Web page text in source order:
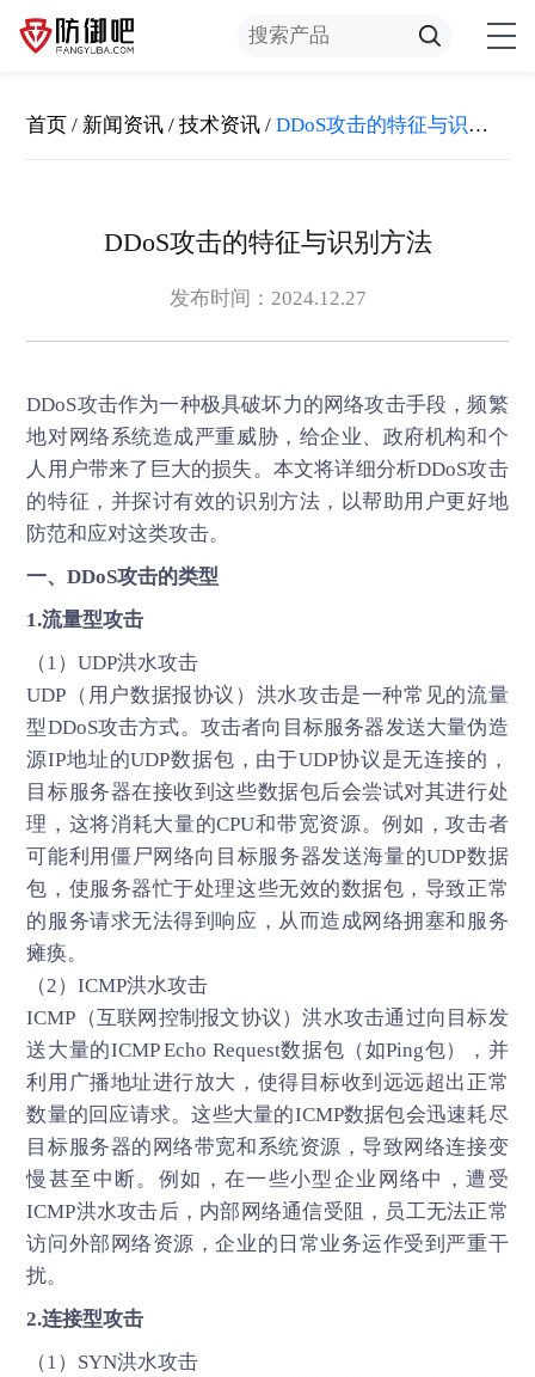
首页 / 新闻资讯 /技术资讯 /DDoS攻击的特征与识别方法
DDoS攻击的特征与识别方法
发布时间：2024.12.27
DDoS攻击作为一种极具破坏力的网络攻击手段，频繁
地对网络系统造成严重威胁，给企业、政府机构和个
人用户带来了巨大的损失。本文将详细分析DDoS攻击
的特征，并探讨有效的识别方法，以帮助用户更好地
防范和应对这类攻击。
一、DDoS攻击的类型
1.流量型攻击
（1）UDP洪水攻击
UDP（用户数据报协议）洪水攻击是一种常见的流量
型DDoS攻击方式。攻击者向目标服务器发送大量伪造
源IP地址的UDP数据包，由于UDP协议是无连接的，
目标服务器在接收到这些数据包后会尝试对其进行处
理，这将消耗大量的CPU和带宽资源。例如，攻击者
可能利用僵尸网络向目标服务器发送海量的UDP数据
包，使服务器忙于处理这些无效的数据包，导致正常
的服务请求无法得到响应，从而造成网络拥塞和服务
瘫痪。
（2）ICMP洪水攻击
ICMP（互联网控制报文协议）洪水攻击通过向目标发
送大量的ICMP Echo Request数据包（如Ping包），并
利用广播地址进行放大，使得目标收到远远超出正常
数量的回应请求。这些大量的ICMP数据包会迅速耗尽
目标服务器的网络带宽和系统资源，导致网络连接变
慢甚至中断。例如，在一些小型企业网络中，遭受
ICMP洪水攻击后，内部网络通信受阻，员工无法正常
访问外部网络资源，企业的日常业务运作受到严重干
扰。
2.连接型攻击
（1）SYN洪水攻击